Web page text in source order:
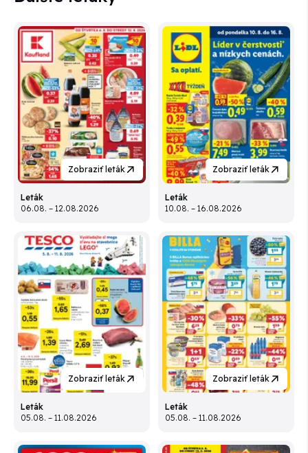
Zobraziť leták
Leták
06.08. – 12.08.2026
Zobraziť leták
Leták
10.08. – 16.08.2026
Zobraziť leták
Leták
05.08. – 11.08.2026
Zobraziť leták
Leták
05.08. – 11.08.2026